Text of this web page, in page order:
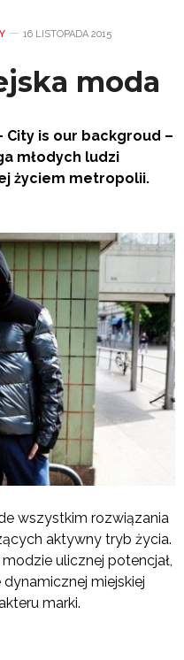
16 LISTOPADA 2015
moda
is our backgroud –
młodych ludzi
życiem metropolii.
wszystkim rozwiązania
aktywny tryb życia.
ulicznej potencjał,
miejskiej
marki.